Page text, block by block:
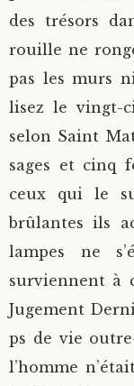
des trésors
rouille ne
pas les murs
lisez le vingt-
selon Saint
sages et cinq
ceux qui le
brûlantes ils
lampes ne
surviennent à
Jugement
ps de vie
l’homme